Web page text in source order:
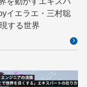
産学連携
性診断
イエラエ・三村聡
する世界